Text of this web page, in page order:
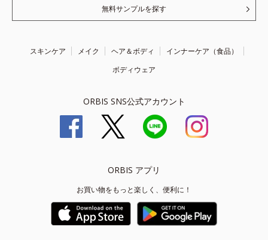
無料サンプルを探す
スキンケア メイク ヘア＆ボディ
インナーケア（食品）
ボディウェア
ORBIS SNS公式アカウント
ORBIS アプリ
お買い物をもっと楽しく、便利に！